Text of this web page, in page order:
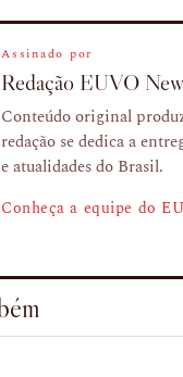
Assinado por
Redação EUVO
Conteúdo original
redação se dedica a
e atualidades do Brasil.
Conheça a equipe do